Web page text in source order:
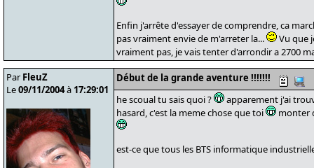
Enfin j'arrête d'essayer de comprendre, ca
pas vraiment envie de m'arreter la...
Vu que
vraiment pas, je vais tenter d'arrondir a 2700
Par FleuZ
Le09/11/2004à 17:29:01
Début de la grande aventure !!!!!!!
he scoual tu sais quoi ?
apparement j'ai
hasard, c'est la meme chose que toi
monter
est-ce que tous les BTS informatique